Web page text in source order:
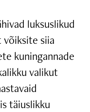
luksuslikud
võiksite siia
kuningannade
valikut
täiuslikku